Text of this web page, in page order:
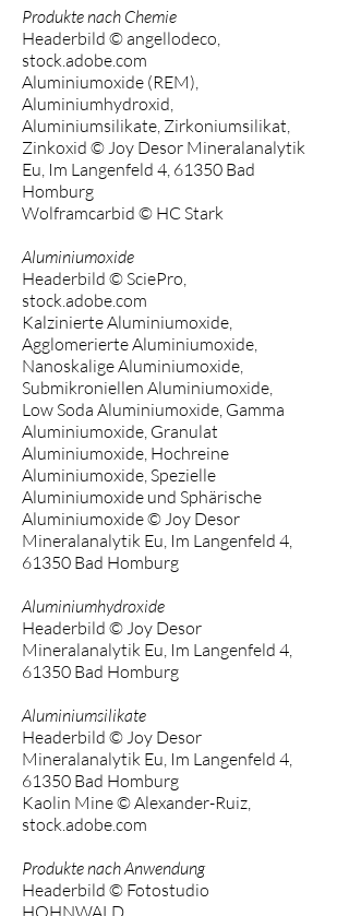
Produkte nach Chemie
Headerbild © angellodeco,
stock.adobe.com
Aluminiumoxide (REM),
Aluminiumhydroxid,
Aluminiumsilikate, Zirkoniumsilikat,
Zinkoxid © Joy Desor Mineralanalytik
Eu, Im Langenfeld 4, 61350 Bad
Homburg
Wolframcarbid © HC Stark
Aluminiumoxide
Headerbild © SciePro,
stock.adobe.com
Kalzinierte Aluminiumoxide,
Agglomerierte Aluminiumoxide,
Nanoskalige Aluminiumoxide,
Submikroniellen Aluminiumoxide,
Low Soda Aluminiumoxide, Gamma
Aluminiumoxide, Granulat
Aluminiumoxide, Hochreine
Aluminiumoxide, Spezielle
Aluminiumoxide und Sphärische
Aluminiumoxide © Joy Desor
Mineralanalytik Eu, Im Langenfeld 4,
61350 Bad Homburg
Aluminiumhydroxide
Headerbild © Joy Desor
Mineralanalytik Eu, Im Langenfeld 4,
61350 Bad Homburg
Aluminiumsilikate
Headerbild © Joy Desor
Mineralanalytik Eu, Im Langenfeld 4,
61350 Bad Homburg
Kaolin Mine © Alexander-Ruiz,
stock.adobe.com
Produkte nach Anwendung
Headerbild © Fotostudio
HOHNWALD,